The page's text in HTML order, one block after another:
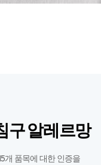
구 알레르망
개 품목에 대한 인증을